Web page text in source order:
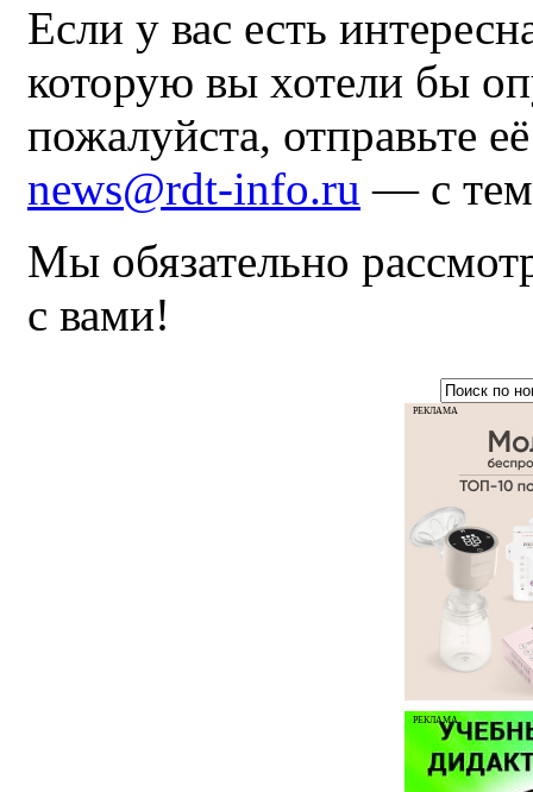
Если у вас есть
которую вы хотели бы
пожалуйста, отправьте
news@rdt-info.ru — с
Мы обязательно
с вами!
РЕКЛАМА
РЕКЛАМА